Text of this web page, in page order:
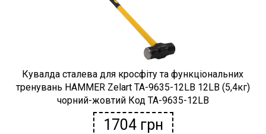
Кувалда сталева для кросфіту та функціональних
тренувань HAMMER Zelart TA-9635-12LB 12LB (5,4кг)
чорний-жовтий Код TA-9635-12LB
1704грн